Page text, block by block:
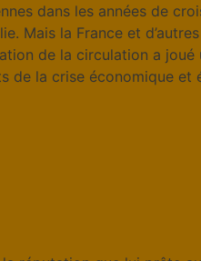
dans les années de
Mais la France et
de la circulation a
la crise économique